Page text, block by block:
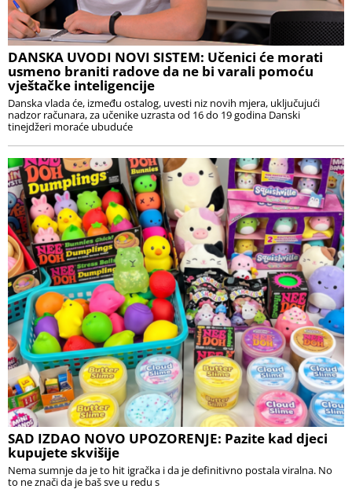
DANSKA UVODI NOVI SISTEM: Učenici će morati
usmeno braniti radove da ne bi varali pomoću
vještačke inteligencije
Danska vlada će, između ostalog, uvesti niz novih mjera, uključujući
nadzor računara, za učenike uzrasta od 16 do 19 godina Danski
tinejdžeri moraće ubuduće
SAD IZDAO NOVO UPOZORENJE: Pazite kad djeci
kupujete skvišije
Nema sumnje da je to hit igračka i da je definitivno postala viralna. No
to ne znači da je baš sve u redu s